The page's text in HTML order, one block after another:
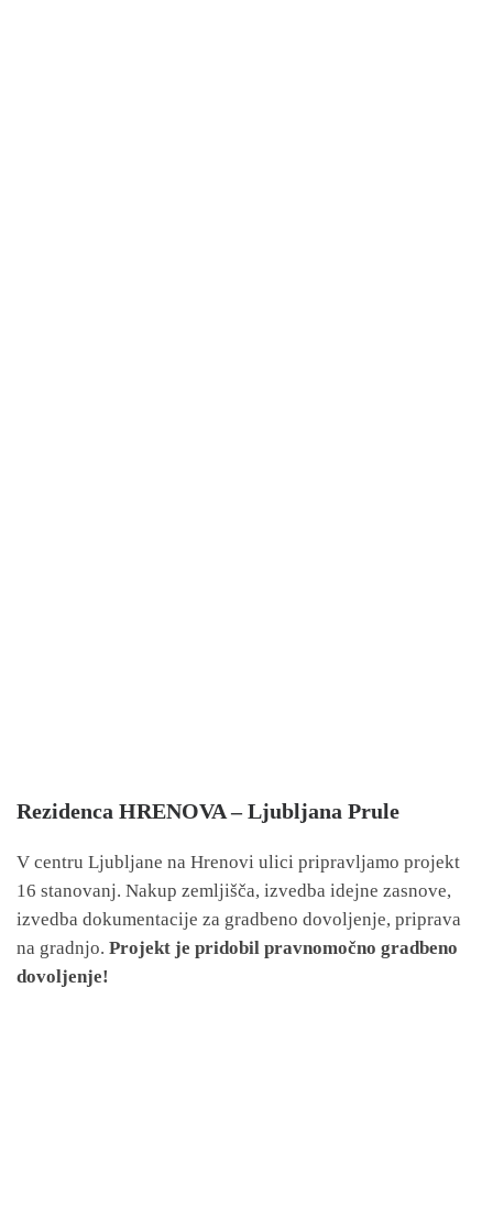
Rezidenca HRENOVA – Ljubljana Prule
V centru Ljubljane na Hrenovi ulici pripravljamo projekt
16 stanovanj. Nakup zemljišča, izvedba idejne zasnove,
izvedba dokumentacije za gradbeno dovoljenje, priprava
na gradnjo. Projekt je pridobil pravnomočno gradbeno
dovoljenje!